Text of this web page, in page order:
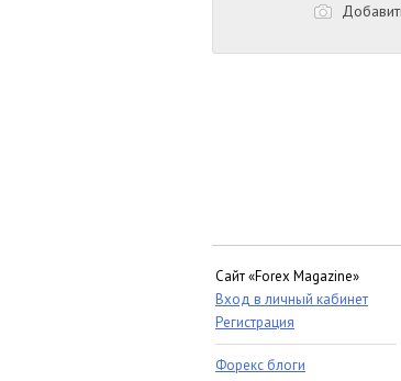
Сайт «Forex Magazine»
Вход в личный кабинет
Регистрация
Форекс блоги